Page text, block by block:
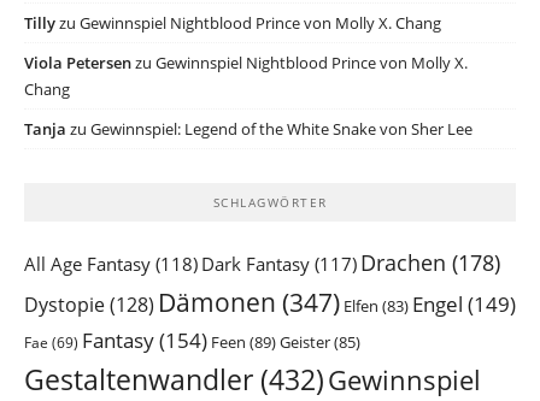
Tillyzu Gewinnspiel Nightblood Prince von Molly X. Chang
Viola Petersenzu Gewinnspiel Nightblood Prince von Molly X.
Chang
Tanja zu Gewinnspiel: Legend of the White Snake von Sher Lee
SCHLAGWÖRTER
All Age Fantasy (118) Dark Fantasy (117) Drachen (178)
Dystopie(128) Dämonen (347) Elfen (83) Engel (149)
Fae (69) Fantasy(154) Feen (89)Geister(85)
Gestaltenwandler (432)Gewinnspiel